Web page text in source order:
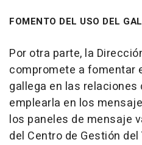
FOMENTO DEL USO DEL
Por otra parte, la
compromete a fomentar
gallega en las
emplearla en los
los paneles de mensaje
del Centro de Gestión